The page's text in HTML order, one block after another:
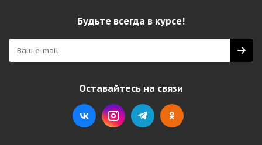
Будьте всегда в курсе!
Оставайтесь на связи